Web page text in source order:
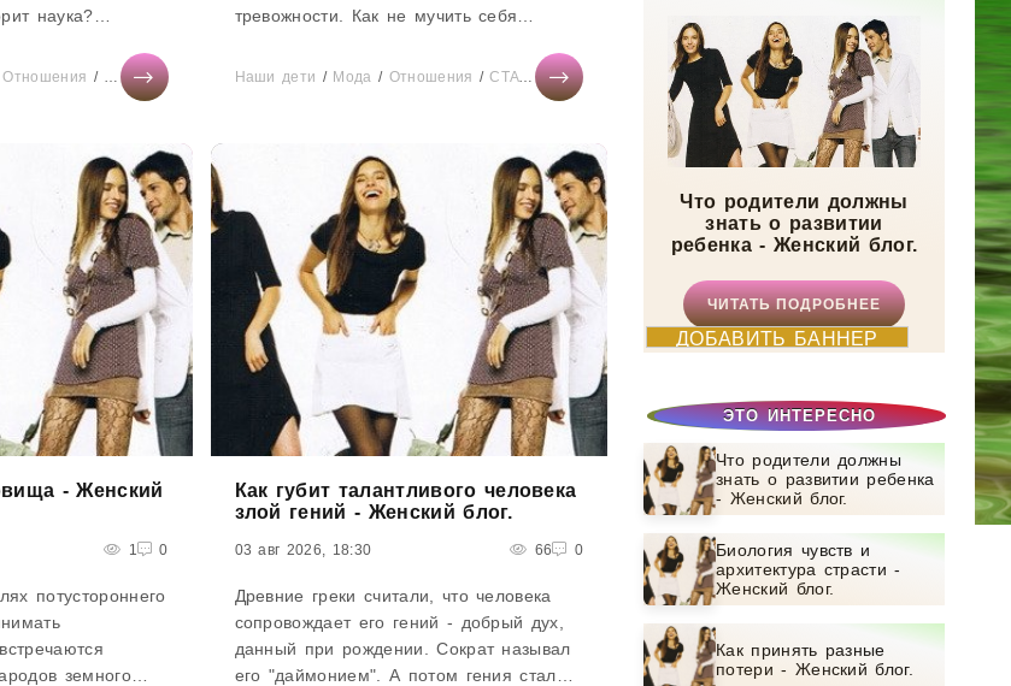
наука?
научные
Отношения / Диеты/Истории из жизни/ Мода/ СТАТЬИ/Мир женщины
тревожности. Как не мучить себя
ситуации?Привычная картина
пошатнулась, многие из нас потеряли
Наши дети / Мода / Отношения /СТАТЬИ /Здоровье Диеты Тесты онлайн /Бизнес/
- Женский
1 0
потустороннего
земного
Как губит талантливого человека
злой гений - Женский блог.
03 авг 2026, 18:30 66 0
Древние греки считали, что человека
сопровождает его гений - добрый дух,
данный при рождении. Сократ называл
его "даймонием". А потом гения стали
Мир женщины
Свадьба
/Беременность/
Увлечения
/Истории из жизни
Красота
Что родители должны
знать о развитии
ребенка - Женский блог.
ЧИТАТЬ ПОДРОБНЕЕ
ДОБАВИТЬ БАННЕР
ЭТО ИНТЕРЕСНО
Что родители должны
знать о развитии ребенка
- Женский блог.
Биология чувств и
архитектура страсти -
Женский блог.
Как принять разные
потери - Женский блог.